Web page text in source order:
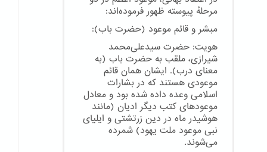
مرحلهٔ پیوسته ظهور فرموده‌اند:
مبشر و قائم موعود (حضرت باب):
هویت: حضرت سیدعلی‌محمد
شیرازی، ملقب به حضرت باب (به
معنای درب). ایشان همان قائم
موعودی هستند که در بشارات
اسلامی وعده داده شده بود و معادل
موعودهای کتب دیگر ادیان (مانند
هوشیدر ماه در دین زرتشتی و ایلیای
نبی موعود ملت یهود) شمرده
می‌شوند.